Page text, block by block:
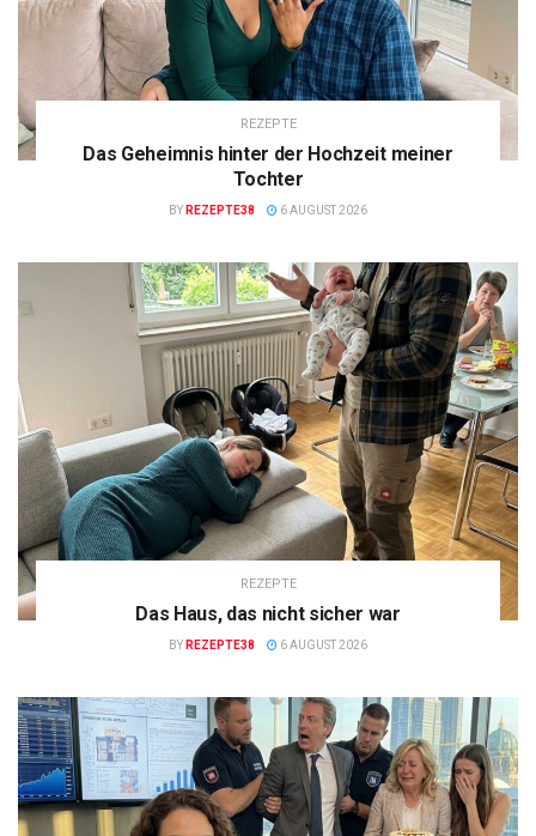
REZEPTE
Das Geheimnis hinter der Hochzeit meiner
Tochter
BY REZEPTE38 6 AUGUST 2026
REZEPTE
Das Haus, das nicht sicher war
BY REZEPTE38 6 AUGUST 2026